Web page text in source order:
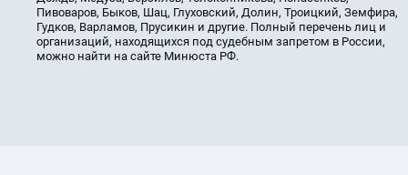
Пивоваров, Быков, Шац, Глуховский, Долин, Троицкий, Земфира,
Гудков, Варламов, Прусикин и другие. Полный перечень лиц и
организаций, находящихся под судебным запретом в России,
можно найти на сайте Минюста РФ.